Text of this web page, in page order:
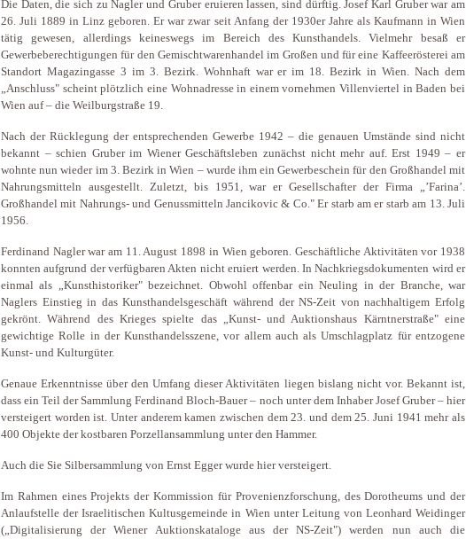
Die Daten, die sich zu Nagler und Gruber eruieren lassen, sind dürftig. Josef Karl Gruber war am
26. Juli 1889 in Linz geboren. Er war zwar seit Anfang der 1930er Jahre als Kaufmann in Wien
tätig gewesen, allerdings keineswegs im Bereich des Kunsthandels. Vielmehr besaß er
Gewerbeberechtigungen für den Gemischtwarenhandel im Großen und für eine Kaffeerösterei am
Standort Magazingasse 3 im 3. Bezirk. Wohnhaft war er im 18. Bezirk in Wien. Nach dem
„Anschluss" scheint plötzlich eine Wohnadresse in einem vornehmen Villenviertel in Baden bei
Wien auf – die Weilburgstraße 19.
Nach der Rücklegung der entsprechenden Gewerbe 1942 – die genauen Umstände sind nicht
bekannt – schien Gruber im Wiener Geschäftsleben zunächst nicht mehr auf. Erst 1949 – er
wohnte nun wieder im 3. Bezirk in Wien – wurde ihm ein Gewerbeschein für den Großhandel mit
Nahrungsmitteln ausgestellt. Zuletzt, bis 1951, war er Gesellschafter der Firma „’Farina’.
Großhandel mit Nahrungs- und Genussmitteln Jancikovic & Co." Er starb am er starb am 13. Juli
1956.
Ferdinand Nagler war am 11. August 1898 in Wien geboren. Geschäftliche Aktivitäten vor 1938
konnten aufgrund der verfügbaren Akten nicht eruiert werden. In Nachkriegsdokumenten wird er
einmal als „Kunsthistoriker" bezeichnet. Obwohl offenbar ein Neuling in der Branche, war
Naglers Einstieg in das Kunsthandelsgeschäft während der NS-Zeit von nachhaltigem Erfolg
gekrönt. Während des Krieges spielte das „Kunst- und Auktionshaus Kärntnerstraße" eine
gewichtige Rolle in der Kunsthandelsszene, vor allem auch als Umschlagplatz für entzogene
Kunst- und Kulturgüter.
Genaue Erkenntnisse über den Umfang dieser Aktivitäten liegen bislang nicht vor. Bekannt ist,
dass ein Teil der Sammlung Ferdinand Bloch-Bauer – noch unter dem Inhaber Josef Gruber – hier
versteigert worden ist. Unter anderem kamen zwischen dem 23. und dem 25. Juni 1941 mehr als
400 Objekte der kostbaren Porzellansammlung unter den Hammer.
Auch die Sie Silbersammlung von Ernst Egger wurde hier versteigert.
Im Rahmen eines Projekts der Kommission für Provenienzforschung, des Dorotheums und der
Anlaufstelle der Israelitischen Kultusgemeinde in Wien unter Leitung von Leonhard Weidinger
(„Digitalisierung der Wiener Auktionskataloge aus der NS-Zeit") werden nun auch die